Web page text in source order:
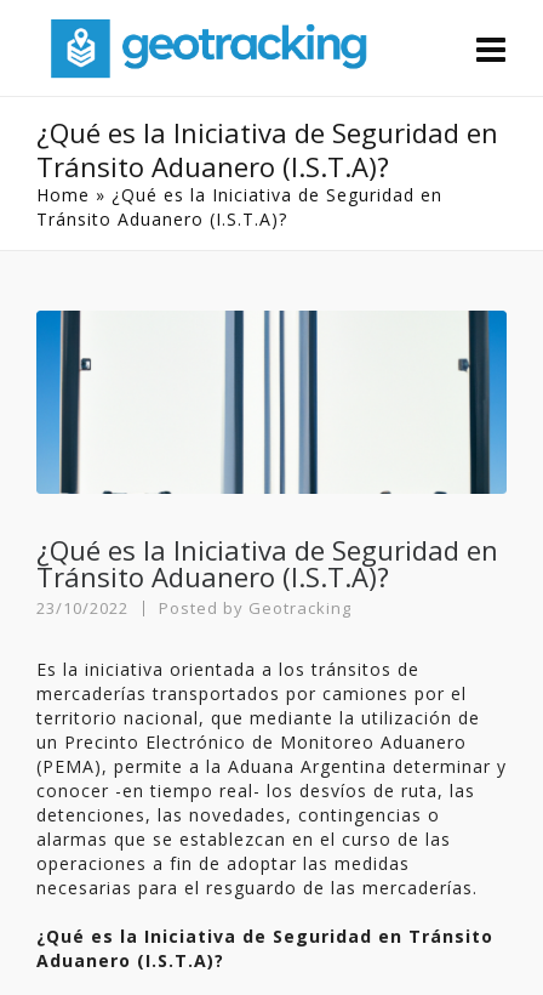
¿Qué es la Iniciativa de Seguridad en
Tránsito Aduanero (I.S.T.A)?
Home » ¿Qué es la Iniciativa de Seguridad en
Tránsito Aduanero (I.S.T.A)?
¿Qué es la Iniciativa de Seguridad en
Tránsito Aduanero (I.S.T.A)?
23/10/2022 Posted by Geotracking
Es la iniciativa orientada a los tránsitos de
mercaderías transportados por camiones por el
territorio nacional, que mediante la utilización de
un Precinto Electrónico de Monitoreo Aduanero
(PEMA), permite a la Aduana Argentina determinar y
conocer -en tiempo real- los desvíos de ruta, las
detenciones, las novedades, contingencias o
alarmas que se establezcan en el curso de las
operaciones a fin de adoptar las medidas
necesarias para el resguardo de las mercaderías.
¿Qué es la Iniciativa de Seguridad en Tránsito
Aduanero (I.S.T.A)?